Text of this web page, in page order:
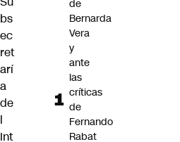
bs
ec
ret
arí
a
de
l
Int
de
Bernarda
Vera
y
ante
las
críticas
de
Fernando
Rabat